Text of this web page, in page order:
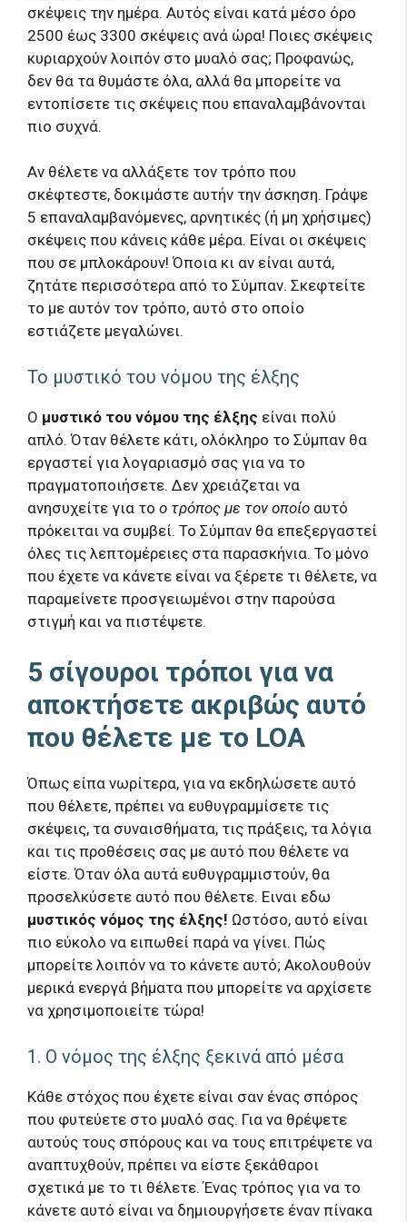
σκέψεις την ημέρα. Αυτός είναι κατά μέσο όρο
2500 έως 3300 σκέψεις ανά ώρα! Ποιες σκέψεις
κυριαρχούν λοιπόν στο μυαλό σας; Προφανώς,
δεν θα τα θυμάστε όλα, αλλά θα μπορείτε να
εντοπίσετε τις σκέψεις που επαναλαμβάνονται
πιο συχνά.
Αν θέλετε να αλλάξετε τον τρόπο που
σκέφτεστε, δοκιμάστε αυτήν την άσκηση. Γράψε
5 επαναλαμβανόμενες, αρνητικές (ή μη χρήσιμες)
σκέψεις που κάνεις κάθε μέρα. Είναι οι σκέψεις
που σε μπλοκάρουν! Όποια κι αν είναι αυτά,
ζητάτε περισσότερα από το Σύμπαν. Σκεφτείτε
το με αυτόν τον τρόπο, αυτό στο οποίο
εστιάζετε μεγαλώνει.
Το μυστικό του νόμου της έλξης
Ο μυστικό του νόμου της έλξης είναι πολύ
απλό. Όταν θέλετε κάτι, ολόκληρο το Σύμπαν θα
εργαστεί για λογαριασμό σας για να το
πραγματοποιήσετε. Δεν χρειάζεται να
ανησυχείτε για το ο τρόπος με τον οποίο αυτό
πρόκειται να συμβεί. Το Σύμπαν θα επεξεργαστεί
όλες τις λεπτομέρειες στα παρασκήνια. Το μόνο
που έχετε να κάνετε είναι να ξέρετε τι θέλετε, να
παραμείνετε προσγειωμένοι στην παρούσα
στιγμή και να πιστέψετε.
5 σίγουροι τρόποι για να
αποκτήσετε ακριβώς αυτό
που θέλετε με το LOA
Όπως είπα νωρίτερα, για να εκδηλώσετε αυτό
που θέλετε, πρέπει να ευθυγραμμίσετε τις
σκέψεις, τα συναισθήματα, τις πράξεις, τα λόγια
και τις προθέσεις σας με αυτό που θέλετε να
είστε. Όταν όλα αυτά ευθυγραμμιστούν, θα
προσελκύσετε αυτό που θέλετε. Ειναι εδω
μυστικός νόμος της έλξης! Ωστόσο, αυτό είναι
πιο εύκολο να ειπωθεί παρά να γίνει. Πώς
μπορείτε λοιπόν να το κάνετε αυτό; Ακολουθούν
μερικά ενεργά βήματα που μπορείτε να αρχίσετε
να χρησιμοποιείτε τώρα!
1. Ο νόμος της έλξης ξεκινά από μέσα
Κάθε στόχος που έχετε είναι σαν ένας σπόρος
που φυτεύετε στο μυαλό σας. Για να θρέψετε
αυτούς τους σπόρους και να τους επιτρέψετε να
αναπτυχθούν, πρέπει να είστε ξεκάθαροι
σχετικά με το τι θέλετε. Ένας τρόπος για να το
κάνετε αυτό είναι να δημιουργήσετε έναν πίνακα